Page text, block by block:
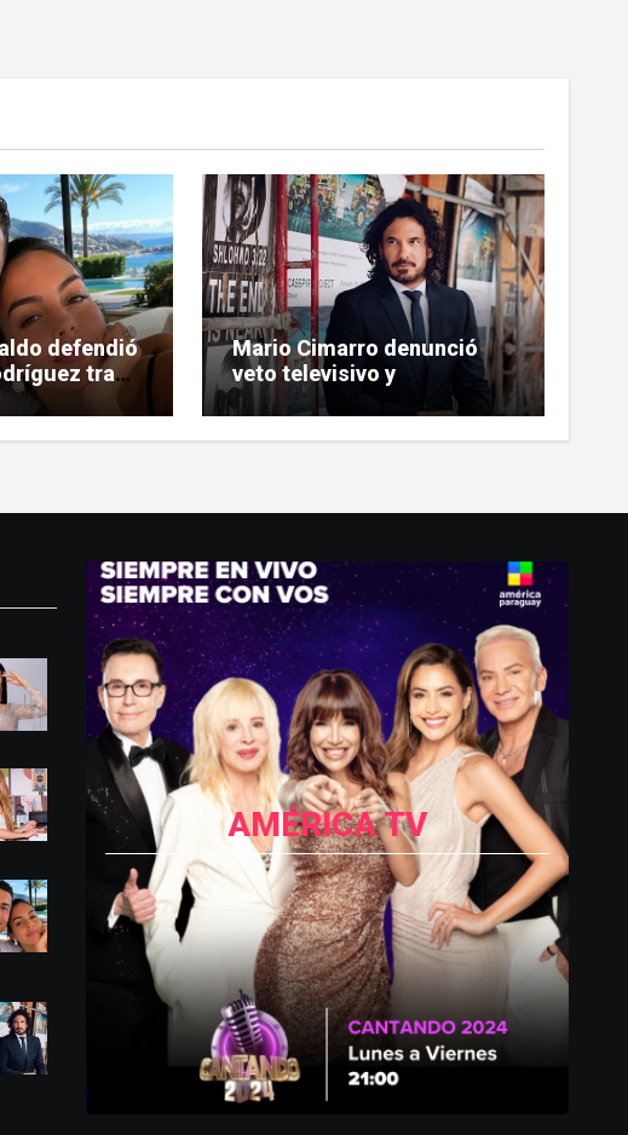
defendió
tras
su figura
Mario Cimarro denunció
veto televisivo y
dificultades para encontrar
trabajo en la actuación
AMÉRICA TV